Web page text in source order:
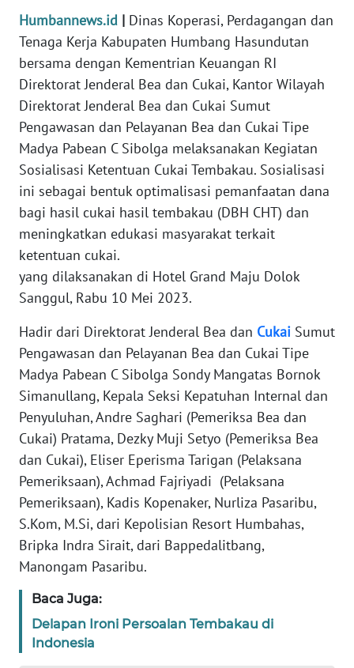
Humbannews.id | Dinas Koperasi, Perdagangan dan
Tenaga Kerja Kabupaten Humbang Hasundutan
bersama dengan Kementrian Keuangan RI
Direktorat Jenderal Bea dan Cukai, Kantor Wilayah
Direktorat Jenderal Bea dan Cukai Sumut
Pengawasan dan Pelayanan Bea dan Cukai Tipe
Madya Pabean C Sibolga melaksanakan Kegiatan
Sosialisasi Ketentuan Cukai Tembakau. Sosialisasi
ini sebagai bentuk optimalisasi pemanfaatan dana
bagi hasil cukai hasil tembakau (DBH CHT) dan
meningkatkan edukasi masyarakat terkait
ketentuan cukai.
yang dilaksanakan di Hotel Grand Maju Dolok
Sanggul, Rabu 10 Mei 2023.
Hadir dari Direktorat Jenderal Bea dan Cukai Sumut
Pengawasan dan Pelayanan Bea dan Cukai Tipe
Madya Pabean C Sibolga Sondy Mangatas Bornok
Simanullang, Kepala Seksi Kepatuhan Internal dan
Penyuluhan, Andre Saghari (Pemeriksa Bea dan
Cukai) Pratama, Dezky Muji Setyo (Pemeriksa Bea
dan Cukai), Eliser Eperisma Tarigan (Pelaksana
Pemeriksaan), Achmad Fajriyadi (Pelaksana
Pemeriksaan), Kadis Kopenaker, Nurliza Pasaribu,
S.Kom, M.Si, dari Kepolisian Resort Humbahas,
Bripka Indra Sirait, dari Bappedalitbang,
Manongam Pasaribu.
Baca Juga:
Delapan Ironi Persoalan Tembakau di
Indonesia
TENTANG
KAMI
PEDOMAN
MEDIA
SIBER
REDAKSI
DISCLAIMER
Wahana
News
WN
SUMUT
WN
JAKARTA
JABAR
WN
BANTEN
WN
NTT
WN